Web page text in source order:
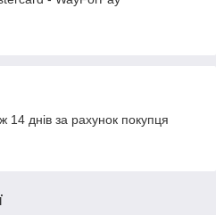
днів за рахунок покупця